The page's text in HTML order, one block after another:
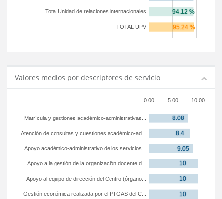
TOTAL UPV
Total Unidad de relaciones internacionales
Valores medios por descriptores de servicio
0.00 5.00 10.00
Gestión económica realizada por el PTGAS del C...
Apoyo al equipo de dirección del Centro (órgano...
Apoyo a la gestión de la organización docente d...
Apoyo académico-administrativo de los servicios...
Atención de consultas y cuestiones académico-ad...
Matrícula y gestiones académico-administrativas...